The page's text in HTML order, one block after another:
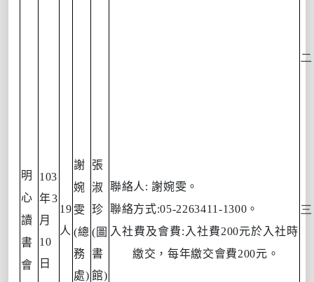
明
心
讀
書
會
103
年3
月
10
日
19
人
謝
婉
雯
(總
務
處)
張
淑
珍
( 圖
書
館)
聯絡人 :謝婉雯。
聯絡方式:05-2263411-1300 。
入社費及會費: 入社費200元於入社時
繳交，每年繳交會費200元。